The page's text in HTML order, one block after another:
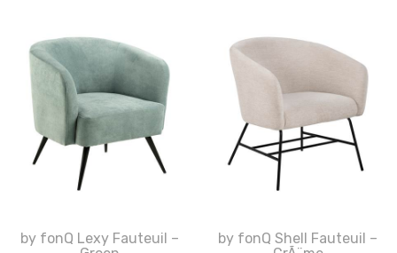
by fonQ Lexy Fauteuil –
by fonQ Shell Fauteuil –